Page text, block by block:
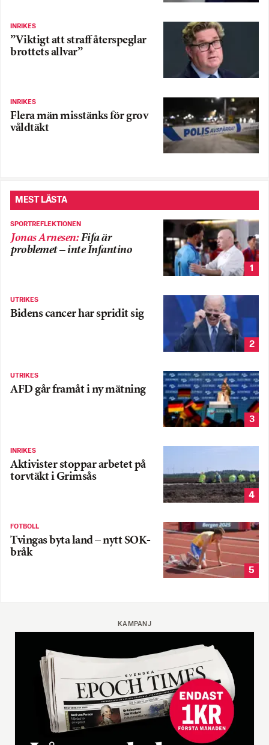
INRIKES
”Viktigt att straff återspeglar
brottets allvar”
INRIKES
Flera män misstänks för grov
våldtäkt
MEST LÄSTA
SPORTREFLEKTIONEN
Jonas Arnesen:Fifa är
problemet – inte Infantino
1
UTRIKES
Bidens cancer har spridit sig
2
UTRIKES
AFD går framåt i ny mätning
3
INRIKES
Aktivister stoppar arbetet på
torvtäkt i Grimsås
4
FOTBOLL
Tvingas byta land – nytt SOK-
bråk
5
KAMPANJ